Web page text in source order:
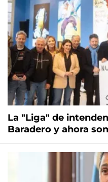
La "Liga" de
Baradero y ahora